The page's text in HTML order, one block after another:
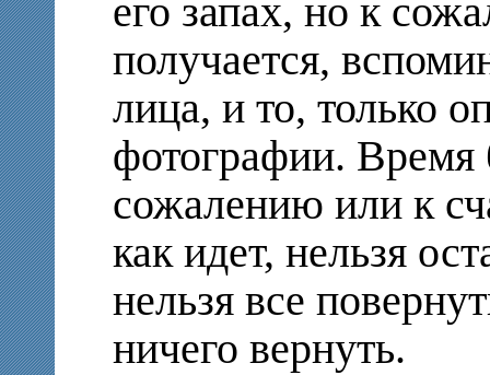
его запах, но к
получается,
лица, и то, только
фотографии. Время
сожалению или к
как идет, нельзя
нельзя все
ничего вернуть.